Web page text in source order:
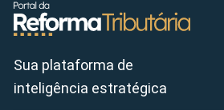
Sua plataforma de
inteligência estratégica